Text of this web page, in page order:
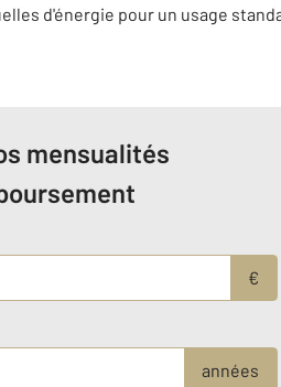
d'énergie pour un usage
mensualités
€
années